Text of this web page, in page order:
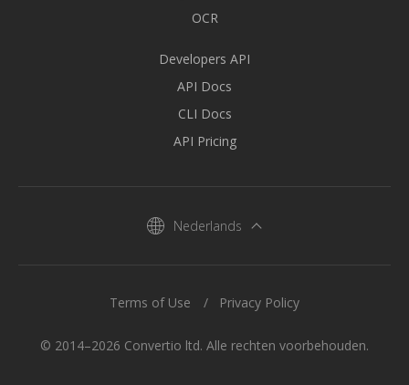
OCR
Developers API
API Docs
CLI Docs
API Pricing
Nederlands
© 2014–2026 Convertio ltd. Alle rechten voorbehouden.
Terms of Use Privacy Policy